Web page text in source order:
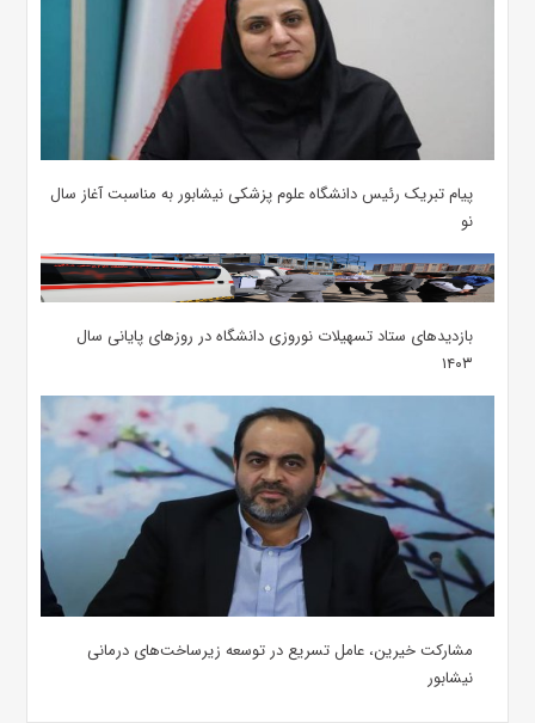
پیام تبریک رئیس دانشگاه علوم پزشکی نیشابور به مناسبت آغاز سال
نو
بازدیدهای ستاد تسهیلات نوروزی دانشگاه در روزهای پایانی سال
۱۴۰۳
مشارکت خیرین، عامل تسریع در توسعه زیرساخت‌های درمانی
نیشابور